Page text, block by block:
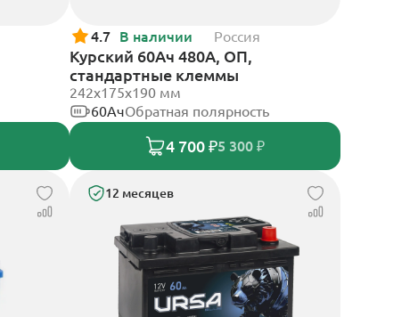
4.7 В наличии Россия
Курский 60Ач 480А, ОП,
стандартные клеммы
242x175x190 мм
60АчОбратная полярность
4 700 ₽5 300 ₽
12 месяцев